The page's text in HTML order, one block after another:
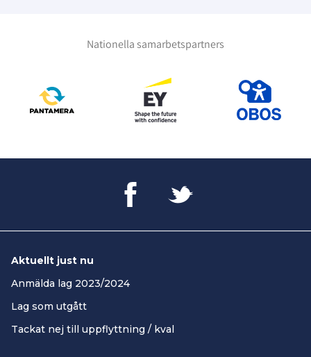
Nationella samarbetspartners
Aktuellt just nu
Anmälda lag 2023/2024
Lag som utgått
Tackat nej till uppflyttning / kval